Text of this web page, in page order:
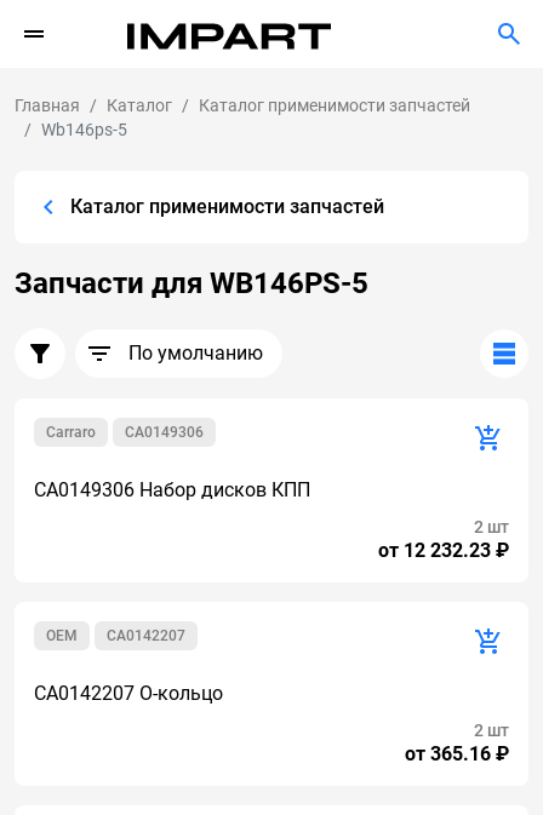
Главная Каталог
Каталог применимости запчастей
Wb146ps-5
Каталог применимости запчастей
Запчасти для WB146PS-5
По умолчанию
CA0149306
Carraro
CA0149306 Набор дисков КПП
от 12 232.23 ₽
2 шт
CA0142207
OEM
CA0142207 О-кольцо
от 365.16 ₽
2 шт